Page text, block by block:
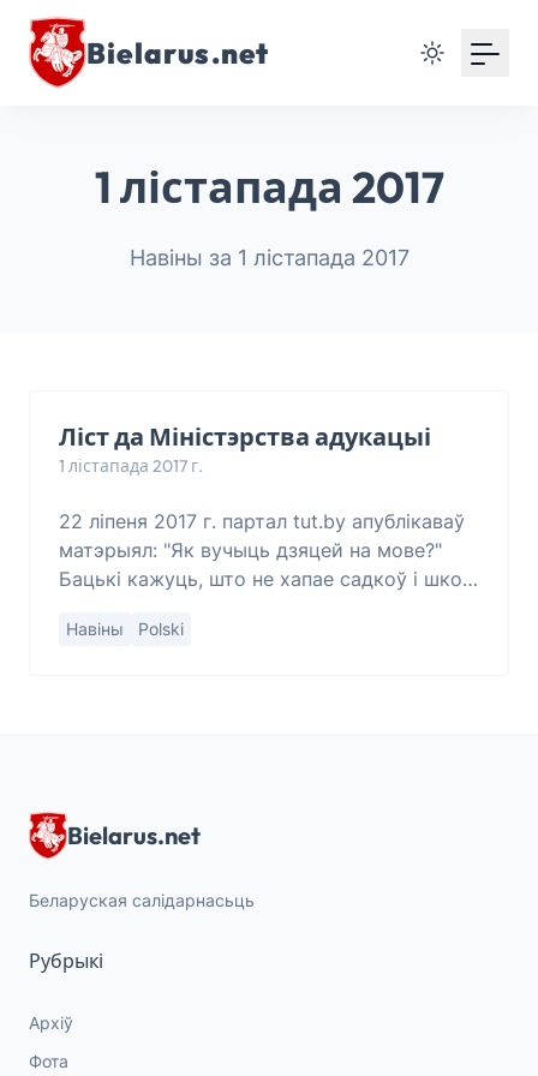
Bielarus.net
1 лістапада 2017
Навіны за 1 лістапада 2017
Ліст да Міністэрства адукацыі
1 лістапада 2017 г.
22 ліпеня 2017 г. партал tut.by апублікаваў
матэрыял: "Як вучыць дзяцей на мове?"
Бацькі кажуць, што не хапае садкоў і школ,
праблемаў беларускамоўн
Навіны Polski
Bielarus.net
Беларуская салідарнасьць
Рубрыкі
Архіў
Фота